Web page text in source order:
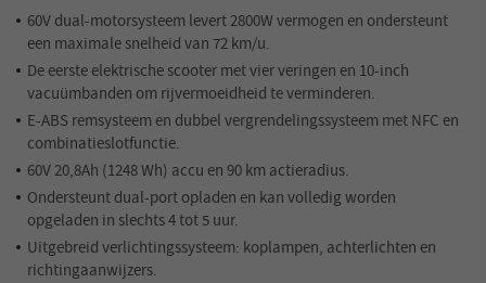
60V dual-motorsysteem levert 2800W vermogen en ondersteunt
een maximale snelheid van 72 km/u.
De eerste elektrische scooter met vier veringen en 10-inch
vacuümbanden om rijvermoeidheid te verminderen.
E-ABS remsysteem en dubbel vergrendelingssysteem met NFC en
combinatieslotfunctie.
60V 20,8Ah (1248 Wh) accu en 90 km actieradius.
Ondersteunt dual-port opladen en kan volledig worden
opgeladen in slechts 4 tot 5 uur.
Uitgebreid verlichtingssysteem: koplampen, achterlichten en
richtingaanwijzers.